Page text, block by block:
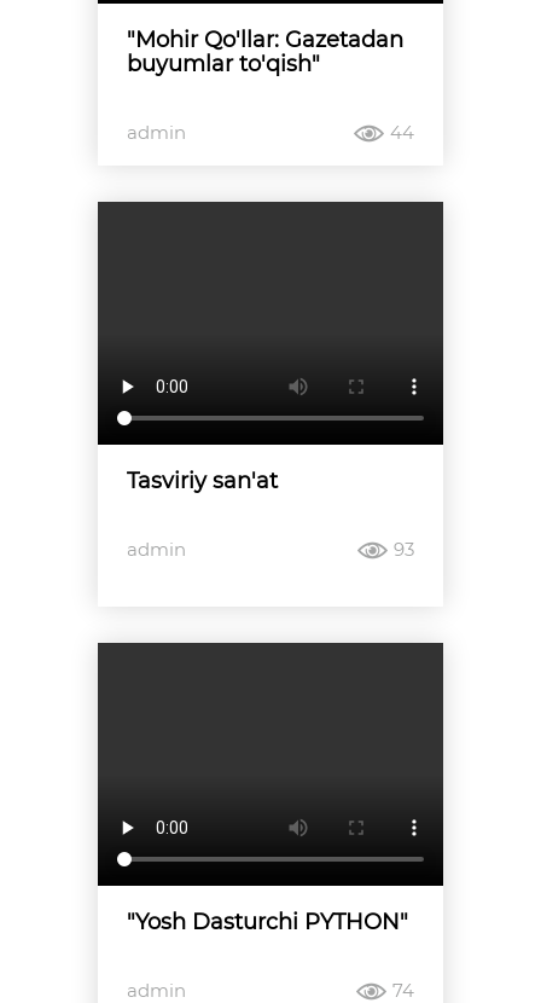
"Mohir Qo'llar: Gazetadan
buyumlar to'qish"
admin 44
Tasviriy san'at
admin 93
"Yosh Dasturchi PYTHON"
admin 74